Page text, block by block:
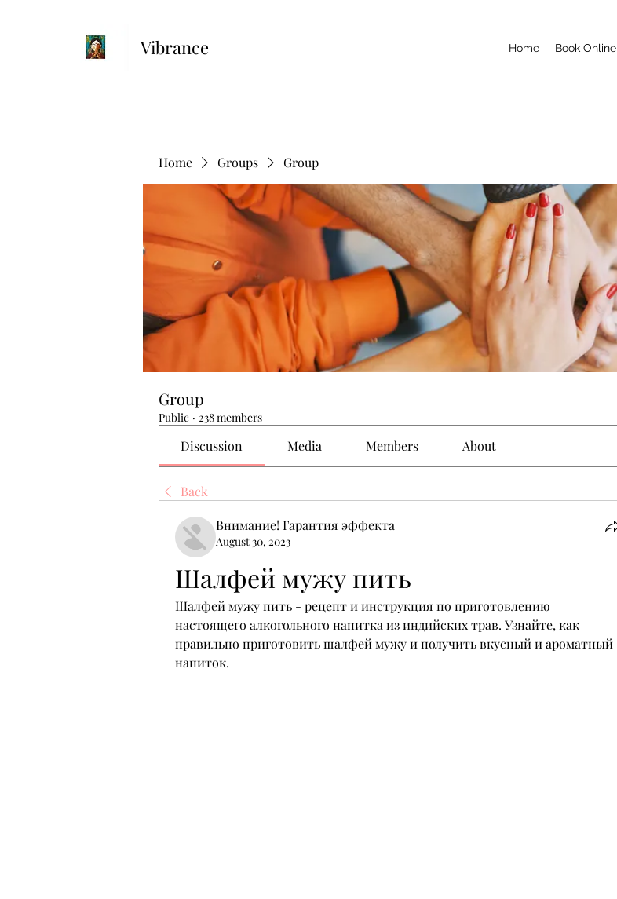
Vibrance Home Book Online
Home Groups Group
Group
Public · 238 members
Discussion Media Members About
Back
Внимание! Гарантия эффекта
August 30, 2023
Шалфей мужу пить
Шалфей мужу пить - рецепт и инструкция по приготовлению
настоящего алкогольного напитка из индийских трав. Узнайте, как
правильно приготовить шалфей мужу и получить вкусный и ароматный
напиток.